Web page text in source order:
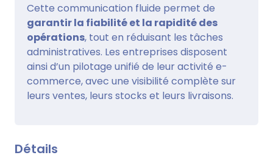
Cette communication fluide permet de
garantir la fiabilité et la rapidité des
opérations, tout en réduisant les tâches
administratives. Les entreprises disposent
ainsi d’un pilotage unifié de leur activité e-
commerce, avec une visibilité complète sur
leurs ventes, leurs stocks et leurs livraisons.
Détails